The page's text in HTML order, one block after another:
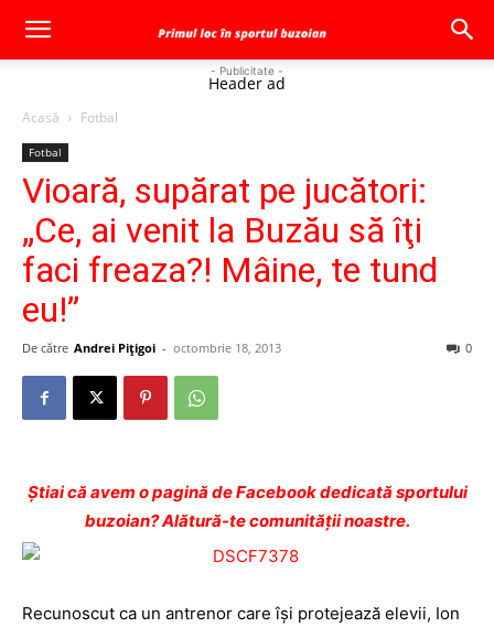
- Publicitate -
Header ad
Acasă Fotbal
Fotbal
Vioară, supărat pe jucători:
„Ce, ai venit la Buzău să îţi
faci freaza?! Mâine, te tund
eu!”
De către Andrei Pițigoi - octombrie 18, 2013 0
Ştiai că avem o pagină de Facebook dedicată sportului
buzoian? Alătură-te comunității noastre.
Recunoscut ca un antre­nor care îşi protejează elevii, Ion